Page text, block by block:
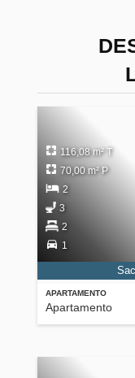
APARTAMENTO
Apartamento
116,08 m² T
70,00 m² P
2
3
2
1